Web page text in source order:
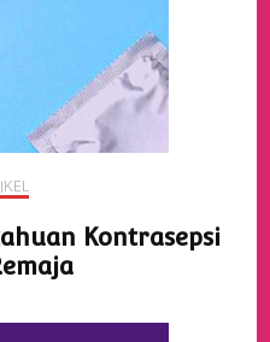
Kontrasepsi